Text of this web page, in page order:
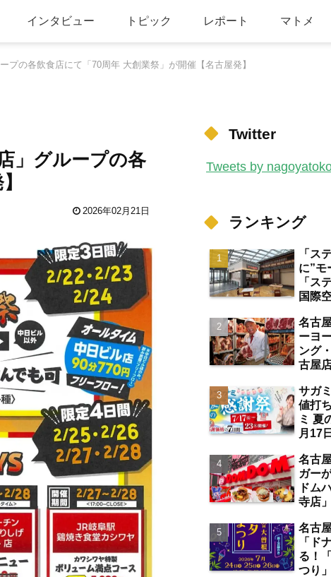
インタビュー トピック レポート マトメ
の各飲食店にて「70周年 大創業祭」が開催【名古屋発】
」グループの各
2026年02月21日
Twitter
Tweets by
ランキング
「ス
に”モ
「ス
国際
空港
ービ
港】
名古
ーヨ
ング
古屋
にオ
サガ
値打
ミ 夏
月17
券の
発】
名古
ガー
ドム
寺店
味わ
【レ
前津
名古
「ド
る！
つり